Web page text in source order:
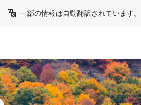
一部の情報は自動翻訳されています。